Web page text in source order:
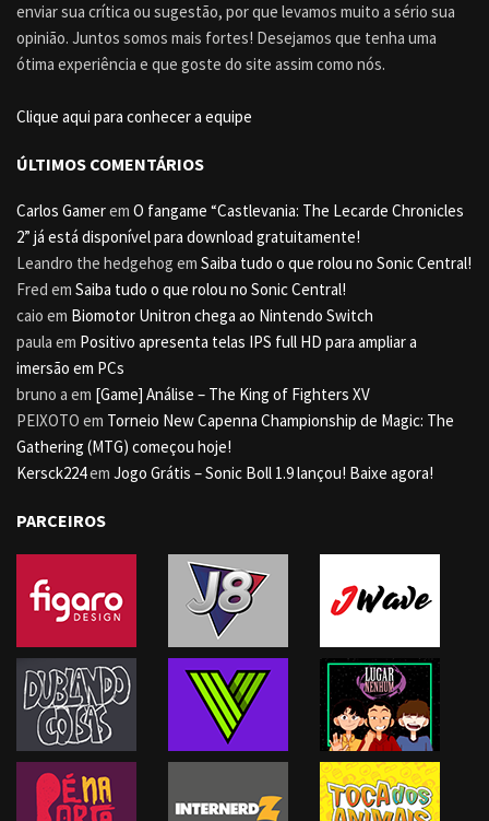
enviar sua crítica ou sugestão, por que levamos muito a sério sua
opinião. Juntos somos mais fortes! Desejamos que tenha uma
ótima experiência e que goste do site assim como nós.
Clique aqui para conhecer a equipe
ÚLTIMOS COMENTÁRIOS
Carlos Gamerem O fangame “Castlevania: The Lecarde Chronicles
2” já está disponível para download gratuitamente!
Leandro the hedgehog em Saiba tudo o que rolou no Sonic Central!
Fred em Saiba tudo o que rolou no Sonic Central!
caio em Biomotor Unitron chega ao Nintendo Switch
paula em Positivo apresenta telas IPS full HD para ampliar a
imersão em PCs
bruno a em [Game] Análise – The King of Fighters XV
PEIXOTO em Torneio New Capenna Championship de Magic: The
Gathering (MTG) começou hoje!
Kersck224em Jogo Grátis – Sonic Boll 1.9 lançou! Baixe agora!
PARCEIROS